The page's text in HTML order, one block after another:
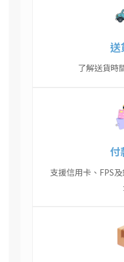
送
了解送貨時
付
支援信用卡、FPS